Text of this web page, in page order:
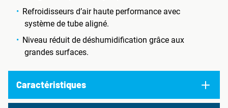
Refroidisseurs d’air haute performance avec
système de tube aligné.
Niveau réduit de déshumidification grâce aux
grandes surfaces.
Caractéristiques